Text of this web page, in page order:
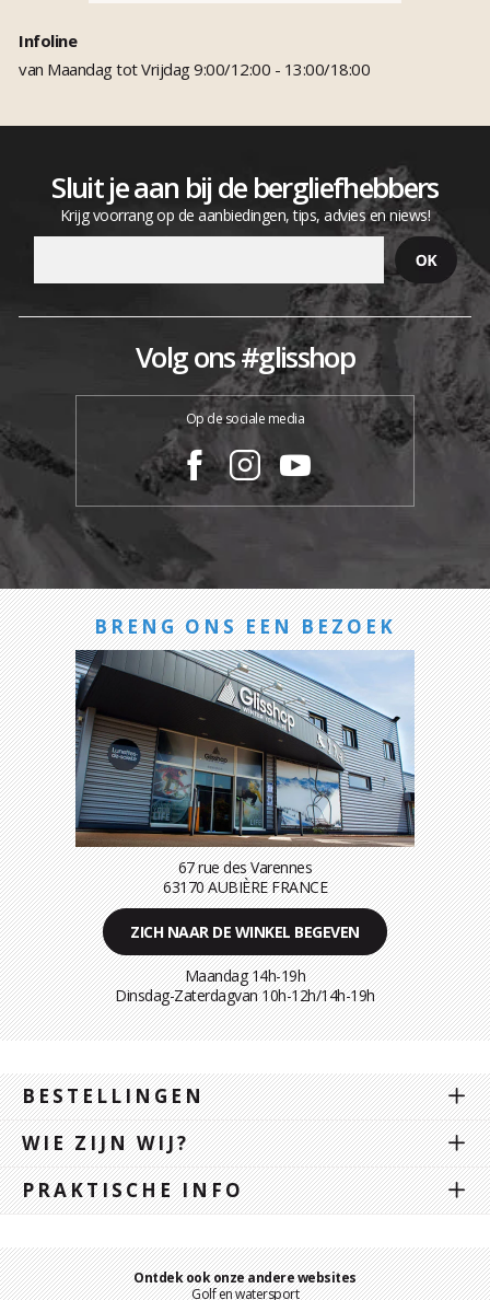
Infoline
van Maandag tot Vrijdag 9:00/12:00 - 13:00/18:00
Sluit je aan bij de bergliefhebbers
Krijg voorrang op de aanbiedingen, tips, advies en niews!
Volg ons #glisshop
Op de sociale media
BRENG ONS EEN BEZOEK
67 rue des Varennes
63170 AUBIÈRE FRANCE
ZICH NAAR DE WINKEL BEGEVEN
Maandag 14h-19h
Dinsdag-Zaterdagvan 10h-12h/14h-19h
BESTELLINGEN
WIE ZIJN WIJ?
PRAKTISCHE INFO
Ontdek ook onze andere websites
Golf en watersport